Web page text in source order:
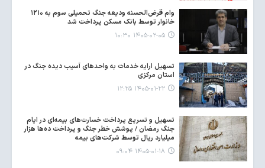
وام قرض‌الحسنه ودیعه جنگ تحمیلی سوم به ۱۲۱۰
خانوار توسط بانک مسکن پرداخت شد
۱۴۰۵-۰۲-۰۵ ۱۰:۳۰
تسهیل ارایه خدمات به واحدهای آسیب دیده جنگ در
استان مرکزی
۱۴۰۵-۰۱-۲۲ ۱۲:۲۵
تسهیل و تسریع پرداخت خسارت‌های بیمه‌ای در ایام
جنگ رمضان / پوشش خطر جنگ و پرداخت ده‌ها هزار
میلیارد ریال توسط شرکت‌های بیمه
۱۴۰۵-۰۱-۱۸ ۰۹:۰۴